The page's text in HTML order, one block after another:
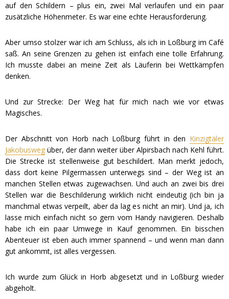
auf den Schildern – plus ein, zwei Mal verlaufen und ein paar
zusätzliche Höhenmeter. Es war eine echte Herausforderung.
Aber umso stolzer war ich am Schluss, als ich in Loßburg im Café
saß. An seine Grenzen zu gehen ist einfach eine tolle Erfahrung.
Ich musste dabei an meine Zeit als Läuferin bei Wettkämpfen
denken.
Und zur Strecke: Der Weg hat für mich nach wie vor etwas
Magisches.
Der Abschnitt von Horb nach Loßburg führt in den Kinzigtäler
Jakobusweg über, der dann weiter über Alpirsbach nach Kehl führt.
Die Strecke ist stellenweise gut beschildert. Man merkt jedoch,
dass dort keine Pilgermassen unterwegs sind – der Weg ist an
manchen Stellen etwas zugewachsen. Und auch an zwei bis drei
Stellen war die Beschilderung wirklich nicht eindeutig (ich bin ja
manchmal etwas verpeilt, aber da lag es nicht an mir). Und ja, ich
lasse mich einfach nicht so gern vom Handy navigieren. Deshalb
habe ich ein paar Umwege in Kauf genommen. Ein bisschen
Abenteuer ist eben auch immer spannend – und wenn man dann
gut ankommt, ist alles vergessen.
Ich wurde zum Glück in Horb abgesetzt und in Loßburg wieder
abgeholt.